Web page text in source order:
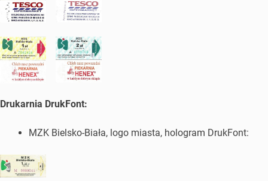
Drukarnia DrukFont:
MZK Bielsko-Biała, logo miasta, hologram DrukFont: